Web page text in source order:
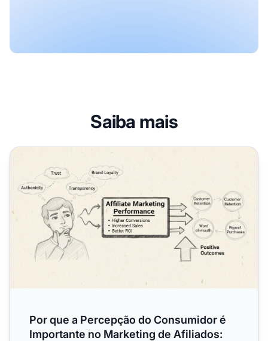
Saiba mais
Por que a Percepção do Consumidor é Importante no
Por que a Percepção do Consumidor é
Importante no Marketing de Afiliados: